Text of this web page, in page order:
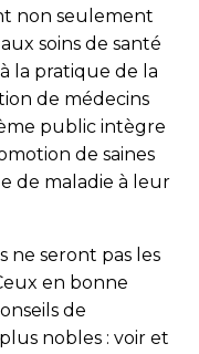
non seulement
soins de santé
la pratique de la
de médecins
public intègre
de saines
de maladie à leur
ne seront pas les
en bonne
de
nobles : voir et